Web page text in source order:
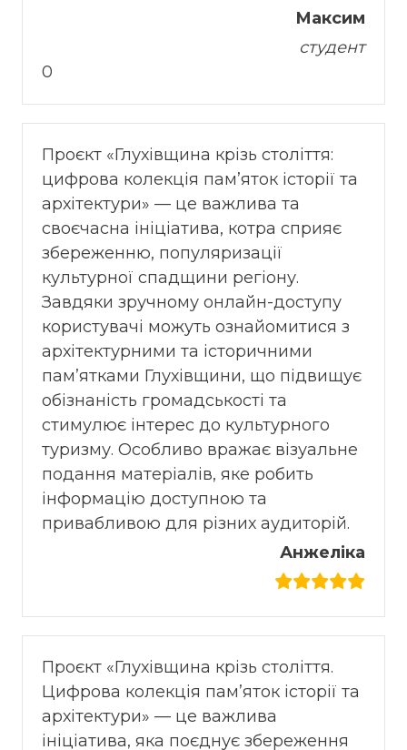
Максим
студент
0
Проєкт «Глухівщина крізь століття:
цифрова колекція пам’яток історії та
архітектури» — це важлива та
своєчасна ініціатива, котра сприяє
збереженню, популяризації
культурної спадщини регіону.
Завдяки зручному онлайн-доступу
користувачі можуть ознайомитися з
архітектурними та історичними
пам’ятками Глухівщини, що підвищує
обізнаність громадськості та
стимулює інтерес до культурного
туризму. Особливо вражає візуальне
подання матеріалів, яке робить
інформацію доступною та
привабливою для різних аудиторій.
Анжеліка
Проєкт «Глухівщина крізь століття.
Цифрова колекція пам’яток історії та
архітектури» — це важлива
ініціатива, яка поєднує збереження